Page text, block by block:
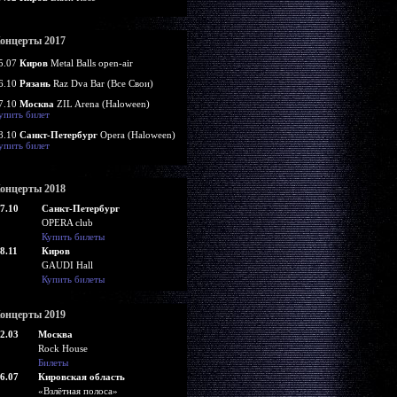
2017
Киров Metal Balls open-air
Рязань Raz Dva Bar (Все Свои)
Москва ZIL Arena (Haloween)
билет
Санкт-Петербург Opera (Haloween)
билет
2018
Санкт-Петербург
OPERA club
Купить билеты
Киров
GAUDI Hall
Купить билеты
2019
Москва
Rock House
Билеты
Кировская область
«Взлётная полоса»